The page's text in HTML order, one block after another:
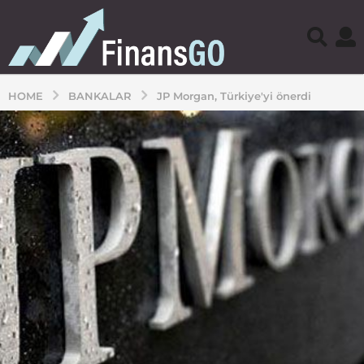
HOME BANKALAR JP Morgan, Türkiye'yi önerdi